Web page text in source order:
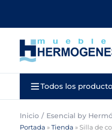
contenido
Todos los
Inicio Esencial by
Portada » Tienda » Silla de